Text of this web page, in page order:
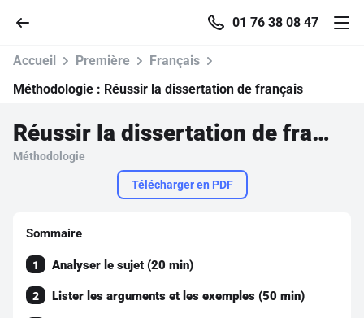
01 76 38 08 47
Accueil
Se connecter
Accueil Première
Français
Méthodologie : Réussir la dissertation de français
Réussir la dissertation de français
Méthodologie
Télécharger en PDF
Sommaire
1 Analyser le sujet (20 min)
2 Lister les arguments et les exemples (50 min)